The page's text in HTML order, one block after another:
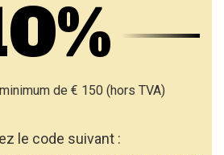
de € 150 (hors TVA)
le code suivant :